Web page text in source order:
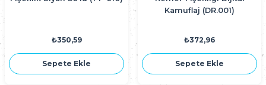
₺350,59
Sepete Ekle
Kamuflaj (DR.001)
₺372,96
Sepete Ekle